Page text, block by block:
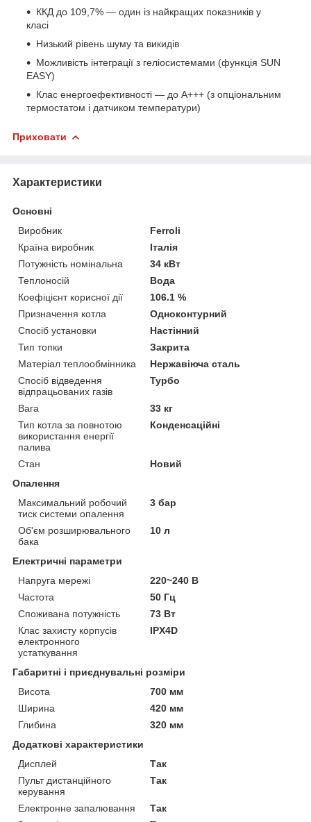
ККД до 109,7% — один із найкращих показників у
класі
Низький рівень шуму та викидів
Можливість інтеграції з геліосистемами (функція SUN
EASY)
Клас енергоефективності — до A+++ (з опціональним
термостатом і датчиком температури)
Приховати
Характеристики
Основні
Виробник
Ferroli
Країна виробник
Італія
Потужність номінальна
34 кВт
Теплоносій
Вода
Коефіцієнт корисної дії
106.1 %
Призначення котла
Одноконтурний
Спосіб установки
Настінний
Тип топки
Закрита
Матеріал теплообмінника
Нержавіюча сталь
Спосіб відведення
відпрацьованих газів
Турбо
Вага
33 кг
Тип котла за повнотою
використання енергії
палива
Конденсаційні
Стан
Новий
Опалення
Максимальний робочий
тиск системи опалення
3 бар
Об'єм розширювального
бака
10 л
Електричні параметри
Напруга мережі
220~240 В
Частота
50 Гц
Споживана потужність
73 Вт
Клас захисту корпусів
електронного
устаткування
IPX4D
Габаритні і приєднувальні розміри
Висота
700 мм
Ширина
420 мм
Глибина
320 мм
Додаткові характеристики
Дисплей
Так
Пульт дистанційного
керування
Так
Електронне запалювання
Так